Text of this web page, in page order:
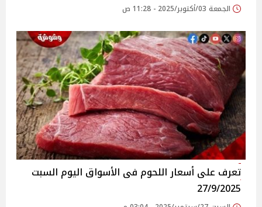
الجمعة 03/أكتوبر/2025 - 11:28 ص
تعرف على أسعار اللحوم فى الأسواق‎‎ اليوم السبت
27/9/2025